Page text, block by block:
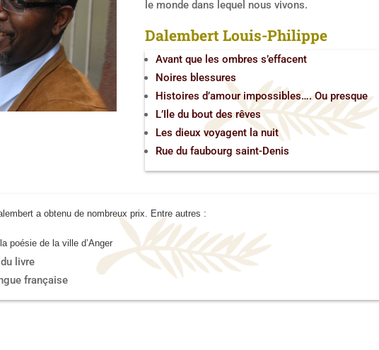
le monde dans lequel nous vivons.
Dalembert Louis-Philippe
Avant que les ombres s’effacent
Noires blessures
Histoires d’amour impossibles…. Ou presque
L’Ile du bout des rêves
Les dieux voyagent la nuit
Rue du faubourg saint-Denis
a obtenu de nombreux prix. Entre autres :
poésie de la ville d’Anger
livre
française